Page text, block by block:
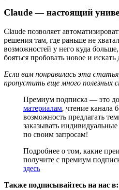
Claude — настоящий
Claude позволяет
решения там, где раньше не
возможностей у него куда
бояться пробовать новое и
Если вам понравилась эта
пропустить еще много полезных
Премиум подписка — это
материалам, чтение канала
возможность предлагать
заказывать
по своим запросам!
Подробнее о том, какие
получите с премиум
здесь
Также подписывайтесь на нас в: